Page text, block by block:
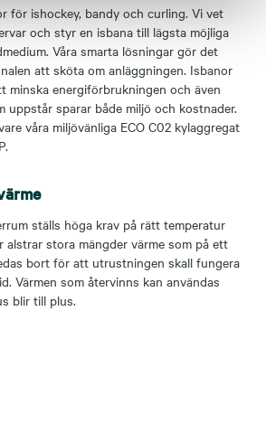
för ishockey, bandy och curling. Vi vet
och styr en isbana till lägsta möjliga
Våra smarta lösningar gör det
att sköta om anläggningen. Isbanor
minska energiförbrukningen och även
uppstår sparar både miljö och kostnader.
våra miljövänliga ECO C02 kylaggregat
ställs höga krav på rätt temperatur
alstrar stora mängder värme som på ett
bort för att utrustningen skall fungera
Värmen som återvinns kan användas
blir till plus.